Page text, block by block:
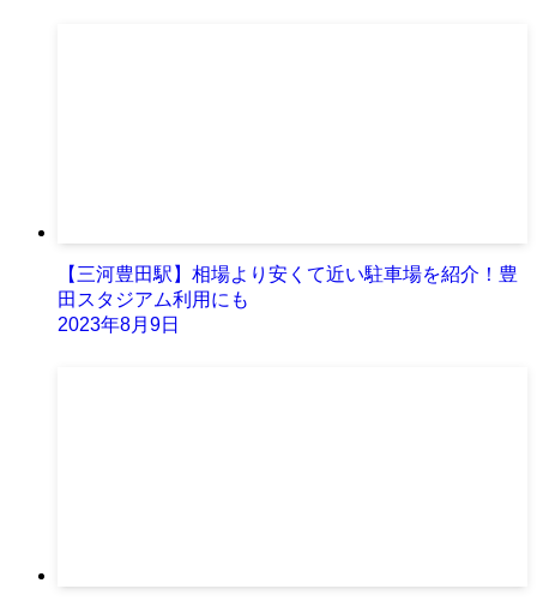
【三河豊田駅】相場より安くて近い駐車場を紹介！豊
田スタジアム利用にも
2023年8月9日